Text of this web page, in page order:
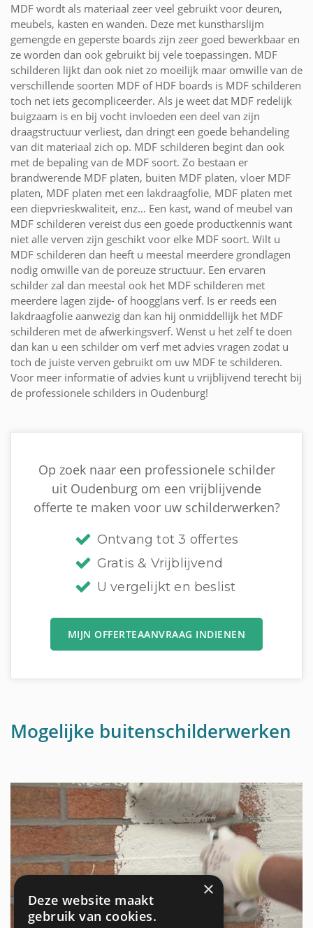
MDF wordt als materiaal zeer veel gebruikt voor deuren,
meubels, kasten en wanden. Deze met kunstharslijm
gemengde en geperste boards zijn zeer goed bewerkbaar en
ze worden dan ook gebruikt bij vele toepassingen. MDF
schilderen lijkt dan ook niet zo moeilijk maar omwille van de
verschillende soorten MDF of HDF boards is MDF schilderen
toch net iets gecompliceerder. Als je weet dat MDF redelijk
buigzaam is en bij vocht invloeden een deel van zijn
draagstructuur verliest, dan dringt een goede behandeling
van dit materiaal zich op. MDF schilderen begint dan ook
met de bepaling van de MDF soort. Zo bestaan er
brandwerende MDF platen, buiten MDF platen, vloer MDF
platen, MDF platen met een lakdraagfolie, MDF platen met
een diepvrieskwaliteit, enz… Een kast, wand of meubel van
MDF schilderen vereist dus een goede productkennis want
niet alle verven zijn geschikt voor elke MDF soort. Wilt u
MDF schilderen dan heeft u meestal meerdere grondlagen
nodig omwille van de poreuze structuur. Een ervaren
schilder zal dan meestal ook het MDF schilderen met
meerdere lagen zijde- of hoogglans verf. Is er reeds een
lakdraagfolie aanwezig dan kan hij onmiddellijk het MDF
schilderen met de afwerkingsverf. Wenst u het zelf te doen
dan kan u een schilder om verf met advies vragen zodat u
toch de juiste verven gebruikt om uw MDF te schilderen.
Voor meer informatie of advies kunt u vrijblijvend terecht bij
de professionele schilders in Oudenburg!
Op zoek naar een professionele schilder
uit Oudenburg om een vrijblijvende
offerte te maken voor uw schilderwerken?
Ontvang tot 3 offertes
Gratis & Vrijblijvend
U vergelijkt en beslist
MIJN OFFERTEAANVRAAG INDIENEN
Mogelijke buitenschilderwerken
×
Deze website maakt
gebruik van cookies.